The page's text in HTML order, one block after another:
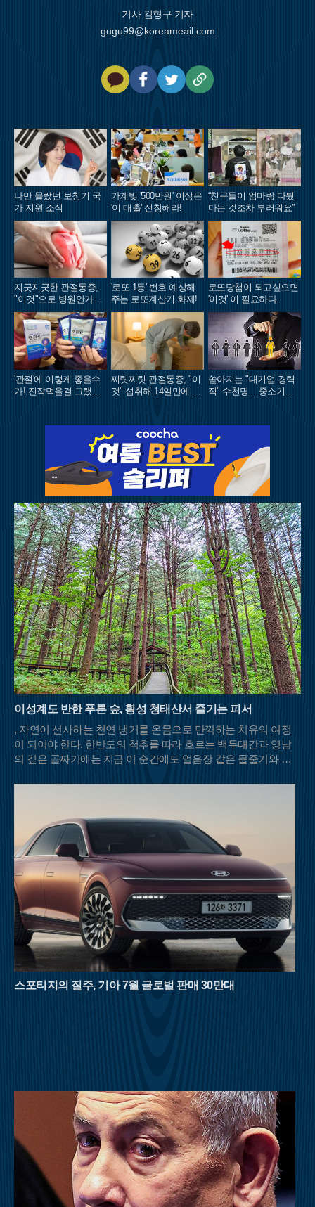
기사 김형구 기자
gugu99@koreameail.com
톡
북
복
사
나만 몰랐던 보청기 국
가 지원 소식
가계빚 '500만원' 이상은
'이 대출' 신청해라!
“친구들이 엄마랑 다퉜
다는 것조차 부러워요”
지긋지긋한 관절통증,
"이것"으로 병원안가도
돼..
'로또 1등' 번호 예상해
주는 로또계산기 화제!
로또당첨이 되고싶으면
'이것' 이 필요하다.
'관절'에 이렇게 좋을수
가! 진작먹을걸 그랬어
찌릿찌릿 관절통증, "이
것" 섭취해 14일만에 완
쏟아지는 "대기업 경력
직" 수천명... 중소기업
이성계도 반한 푸른 숲, 횡성 청태산서 즐기는 피서
, 자연이 선사하는 천연 냉기를 온몸으로 만끽하는 치유의 여정
이 되어야 한다. 한반도의 척추를 따라 흐르는 백두대간과 영남
의 깊은 골짜기에는 지금 이 순간에도 얼음장 같은 물줄기와 울
해발 1,242m의 고산임에도 불구하고 날카로운 암릉 대신 부드러
운 흙길이 이어져 여름철 산행의 피로도를 덜어준다. 특히 북쪽
자락의 물한계곡은 이름처럼 물이 너무 차가워 오래 발을 담그기
힘들 정도로 강력한 냉기를 자랑한다. 하늘이 보이지 않을 만큼
빽빽하게 들어선 원시림은 강렬한 햇볕을 차단해 주며, 삼도봉
정상에 서면 세 갈래의 문화와 방언이 교차하는 화합의 풍경을
마주할 수 있다.백두대간의 웅장한 기운을 느끼고 싶다면 경북
문경과 충북 괴산의 경계에 솟은 대야산이 제격이다. 속리산국립
공원의 비경을 고스란히 간직한 이곳은 거대한 화강암 암릉미가
돋보이는 산이다. 대야산의 여름을 완성하는 것은 단연 용추계곡
과 선유동계곡이다. 오랜 세월 물살이 빚어낸 하트 모양의 용추
폭포는 보는 것만으로도 청량감을 선사하며, 조선 시대 학자 이
덕형이 사랑했던 선유동계곡은 고즈넉한 풍류를 더한다. 육산의
곡을 옮겨놓은 듯한 착각을 불러일으킨다. 좁은 협곡 사이로 불
어오는 차가운 산바람은 외부 기온보다 훨씬 낮은 온도를 유지하
며, 거대한 바위 벽이 천연 차양막 역할을 해 뙤약볕을 효과적으
로 막아준다.강원도 횡성의 청태산은 조선 태조 이성계가 그 푸
른 이끼와 울창한 숲에 반해 이름을 붙였다는 설화가 전해지는
곳이다. 국내 1세대 국립자연휴양림으로 지정될 만큼 숲의 보존
상태가 뛰어나며, 해발 1,200m에 달하는 고지대는 대도시보다 평
균 기온이 5~6도 이상 낮아 피서 산행에 최적화되어 있다. 태백산
스포티지의 질주, 기아 7월 글로벌 판매 30만대